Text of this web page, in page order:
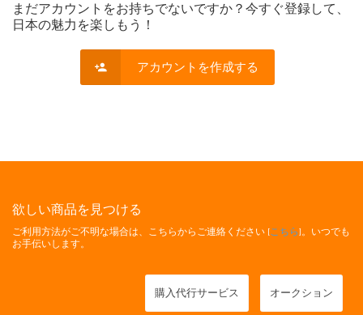
まだアカウントをお持ちでないですか？今すぐ登録して、
日本の魅力を楽しもう！
アカウントを作成する
欲しい商品を見つける
ご利用方法がご不明な場合は、こちらからご連絡ください [こちら]。いつでも
お手伝いします。
購入代行サービス オークション